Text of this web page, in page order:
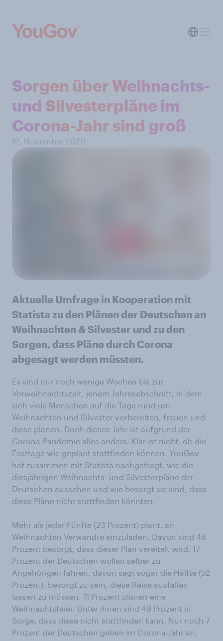
Sorgen über Weihnachts-
und Silvesterpläne im
Corona-Jahr sind groß
12. November 2020
Aktuelle Umfrage in Kooperation mit
Statista zu den Plänen der Deutschen an
Weihnachten & Silvester und zu den
Sorgen, dass Pläne durch Corona
abgesagt werden müssten.
Es sind nur noch wenige Wochen bis zur
Vorweihnachtszeit, jenem Jahresabschnitt, in dem
sich viele Menschen auf die Tage rund um
Weihnachten und Silvester vorbereiten, freuen und
diese planen. Doch dieses Jahr ist aufgrund der
Corona-Pandemie alles anders: Klar ist nicht, ob die
Festtage wie geplant stattfinden können. YouGov
hat zusammen mit Statista nachgefragt, wie die
diesjährigen Weihnachts- und Silvesterpläne der
Deutschen aussehen und wie besorgt sie sind, dass
diese Pläne nicht stattfinden könnten.
Mehr als jeder Fünfte (23 Prozent) plant, an
Weihnachten Verwandte einzuladen. Davon sind 46
Prozent besorgt, dass dieser Plan vereitelt wird. 17
Prozent der Deutschen wollen selber zu
Angehörigen fahren, davon sagt sogar die Hälfte (52
Prozent), besorgt zu sein, diese Reise ausfallen
lassen zu müssen. 11 Prozent planen eine
Weihnachtsfeier. Unter ihnen sind 49 Prozent in
Sorge, dass diese nicht stattfinden kann. Nur noch 7
Prozent der Deutschen geben im Corona-Jahr an,